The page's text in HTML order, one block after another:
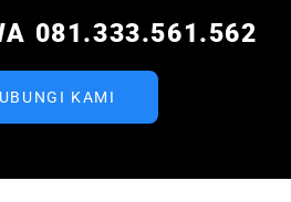
081.333.561.562
KAMI